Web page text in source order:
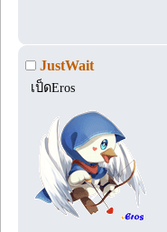
JustWait
เป็ดEros